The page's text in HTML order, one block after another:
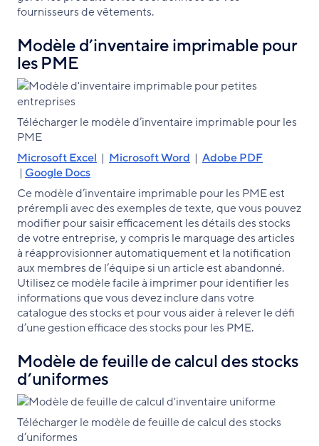
fournisseurs de vêtements.
Modèle d’inventaire imprimable pour
les PME
Télécharger le modèle d’inventaire imprimable pour les
PME
Microsoft Excel | Microsoft Word | Adobe PDF
| Google Docs
Ce modèle d’inventaire imprimable pour les PME est
prérempli avec des exemples de texte, que vous pouvez
modifier pour saisir efficacement les détails des stocks
de votre entreprise, y compris le marquage des articles
à réapprovisionner automatiquement et la notification
aux membres de l’équipe si un article est abandonné.
Utilisez ce modèle facile à imprimer pour identifier les
informations que vous devez inclure dans votre
catalogue des stocks et pour vous aider à relever le défi
d’une gestion efficace des stocks pour les PME.
Modèle de feuille de calcul des stocks
d’uniformes
Télécharger le modèle de feuille de calcul des stocks
d’uniformes